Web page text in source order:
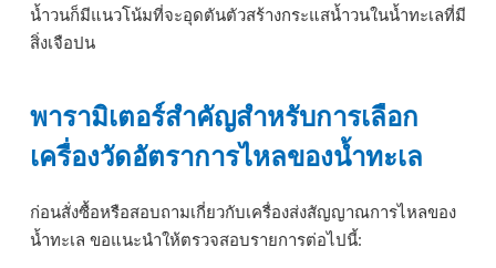
น้ำวนก็มีแนวโน้มที่จะอุดตันตัวสร้างกระแสน้ำวนในน้ำทะเลที่มี
สิ่งเจือปน
พารามิเตอร์สำคัญสำหรับการเลือก
เครื่องวัดอัตราการไหลของน้ำทะเล
ก่อนสั่งซื้อหรือสอบถามเกี่ยวกับเครื่องส่งสัญญาณการไหลของ
น้ำทะเล ขอแนะนำให้ตรวจสอบรายการต่อไปนี้: